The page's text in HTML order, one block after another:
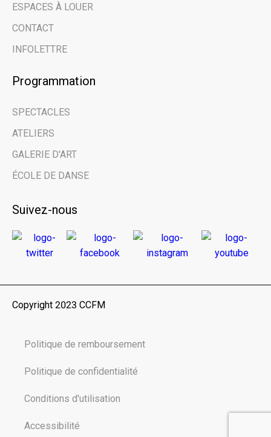
ESPACES À LOUER
CONTACT
INFOLETTRE
Programmation
SPECTACLES
ATELIERS
GALERIE D'ART
ÉCOLE DE DANSE
Suivez-nous
Copyright 2023 CCFM
Politique de remboursement
Politique de confidentialité
Conditions d'utilisation
Accessibilité